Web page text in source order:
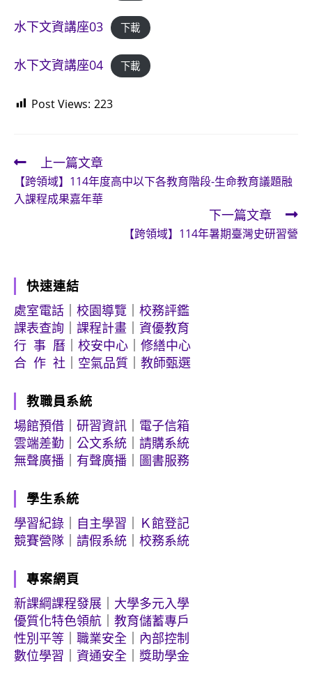
水下文資講座03 下載
水下文資講座04 下載
Post Views: 223
Read
more
articles
上一篇文章
【跨領域】114年度高中以下各教育階段-生命教育議題融
入課程成果嘉年華
下一篇文章
【跨領域】114年暑期臺灣史研習營
快速連結
處室電話
校園導覽
校務評鑑
課表查詢
課程計畫
資優教育
行 事 曆
校安中心
修繕中心
合 作 社
空氣品質 教師甄選
教職員系統
場館預借
研習資訊
電子信箱
雲端差勤
公文系統
請購系統
無聲廣播
有聲廣播 圖書服務
學生系統
學習紀錄
自主學習
Ｋ館登記
競賽營隊
請假系統 校務系統
專案網頁
新課綱課程發展
大學多元入學
優質化特色領航
教育儲蓄專戶
性別平等
職業安全
內部控制
數位學習
資通安全 獎助學金